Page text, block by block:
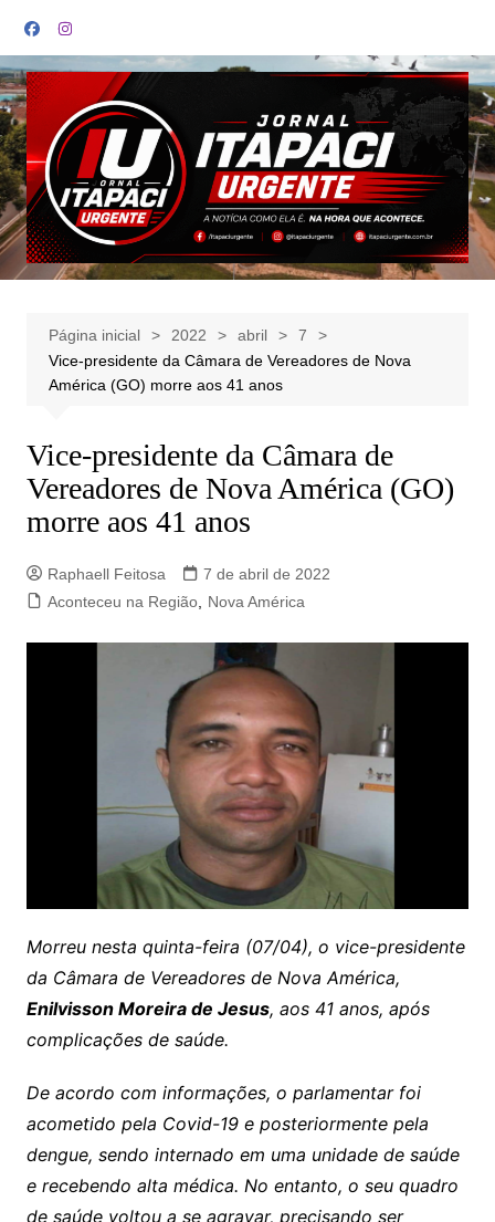
para
o
conteúdo
Página inicial 2022 abril
7
Vice-presidente da Câmara de Vereadores de Nova
América (GO) morre aos 41 anos
Vice-presidente da Câmara de
Vereadores de Nova América (GO)
morre aos 41 anos
Raphaell Feitosa
7 de abril de 2022
Aconteceu na Região, Nova América
Morreu nesta quinta-feira (07/04), o vice-presidente
da Câmara de Vereadores de Nova América,
Enilvisson Moreira de Jesus, aos 41 anos, após
complicações de saúde.
De acordo com informações, o parlamentar foi
acometido pela Covid-19 e posteriormente pela
dengue, sendo internado em uma unidade de saúde
e recebendo alta médica. No entanto, o seu quadro
de saúde voltou a se agravar, precisando ser